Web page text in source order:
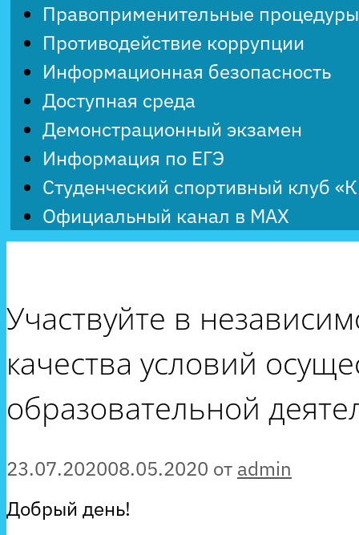
Правоприменительные процедуры
Противодействие коррупции
Информационная безопасность
Доступная среда
Демонстрационный экзамен
Информация по ЕГЭ
Студенческий спортивный клуб
Официальный канал в MAX
Участвуйте в
качества условий
образовательной
23.07.202008.05.2020 от admin
Добрый день!